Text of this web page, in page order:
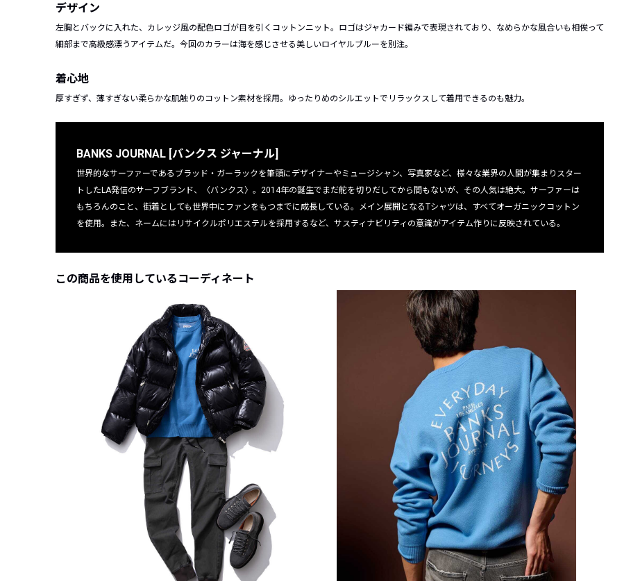
デザイン
左胸とバックに入れた、カレッジ風の配色ロゴが目を引くコットンニット。ロゴはジャカード編みで表現されており、なめらかな風合いも相俟って
細部まで高級感漂うアイテムだ。今回のカラーは海を感じさせる美しいロイヤルブルーを別注。
着心地
厚すぎず、薄すぎない柔らかな肌触りのコットン素材を採用。ゆったりめのシルエットでリラックスして着用できるのも魅力。
BANKS JOURNAL [バンクス ジャーナル]
世界的なサーファーであるブラッド・ガーラックを筆頭にデザイナーやミュージシャン、写真家など、様々な業界の人間が集まりスター
トしたLA発信のサーフブランド、〈バンクス〉。2014年の誕生でまだ舵を切りだしてから間もないが、その人気は絶大。サーファーは
もちろんのこと、街着としても世界中にファンをもつまでに成長している。メイン展開となるTシャツは、すべてオーガニックコットン
を使用。また、ネームにはリサイクルポリエステルを採用するなど、サスティナビリティの意識がアイテム作りに反映されている。
この商品を使用しているコーディネート